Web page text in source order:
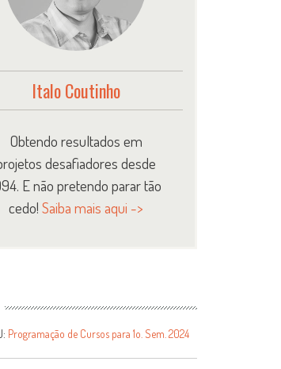
Italo Coutinho
Obtendo resultados em
desafiadores desde
E não pretendo parar tão
cedo!Saiba mais aqui ->
Programação de Cursos para 1o. Sem. 2024